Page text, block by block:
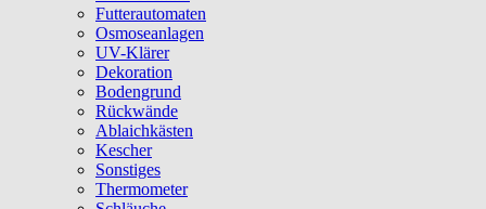
Futterautomaten
Osmoseanlagen
UV-Klärer
Dekoration
Bodengrund
Rückwände
Ablaichkästen
Kescher
Sonstiges
Thermometer